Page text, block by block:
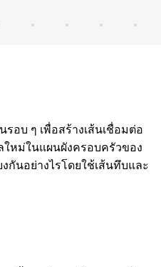
รอบ ๆ เพื่อสร้างเส้นเชื่อมต่อ
หม่ในแผนผังครอบครัวของ
กันอย่างไรโดยใช้เส้นทึบและ